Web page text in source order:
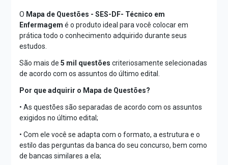
O Mapa de Questões - SES-DF- Técnico em
Enfermagem é o produto ideal para você colocar em
prática todo o conhecimento adquirido durante seus
estudos.
São mais de5 mil questõescriteriosamente selecionadas
de acordo com os assuntos do último edital.
Por que adquirir o Mapa de Questões?
• As questões são separadas de acordo com os assuntos
exigidos no último edital;
• Com ele você se adapta com o formato, a estrutura e o
estilo das perguntas da banca do seu concurso, bem como
de bancas similares a ela;